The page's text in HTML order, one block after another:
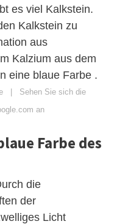
es viel Kalkstein.
Kalkstein zu
aus
Kalzium aus dem
eine blaue Farbe .
| Sehen Sie sich die
an
Farbe des
die
der
Licht